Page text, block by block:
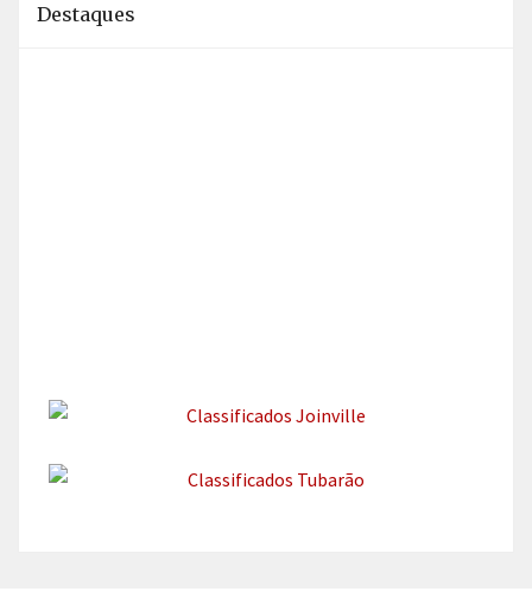
Destaques